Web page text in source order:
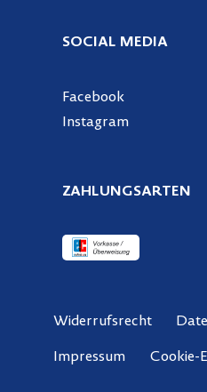
SOCIAL MEDIA
Facebook
Instagram
ZAHLUNGSARTEN
Widerrufsrecht
Impressum Cookie-